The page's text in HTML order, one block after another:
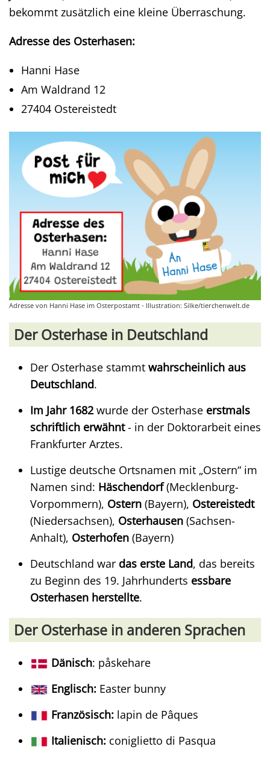
bekommt zusätzlich eine kleine Überraschung.
Adresse des Osterhasen:
Hanni Hase
Am Waldrand 12
27404 Ostereistedt
Adresse von Hanni Hase im Osterpostamt - Illustration: Silke/tierchenwelt.de
Der Osterhase in Deutschland
Der Osterhase stammt wahrscheinlich aus
Deutschland.
Im Jahr 1682 wurde der Osterhase erstmals
schriftlich erwähnt- in der Doktorarbeit eines
Frankfurter Arztes.
Lustige deutsche Ortsnamen mit „Ostern“ im
Namen sind: Häschendorf(Mecklenburg-
Vorpommern), Ostern (Bayern), Ostereistedt
(Niedersachsen), Osterhausen (Sachsen-
Anhalt), Osterhofen (Bayern)
Deutschland war das erste Land, das bereits
zu Beginn des 19. Jahrhunderts essbare
Osterhasen herstellte.
Der Osterhase in anderen Sprachen
Dänisch: påskehare
Englisch: Easter bunny
Französisch: lapin de Pâques
Italienisch: coniglietto di Pasqua